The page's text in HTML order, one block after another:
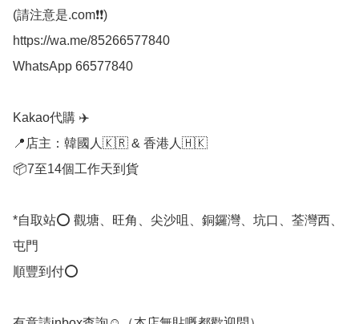
(請注意是.com❗❗)
https://wa.me/85266577840
WhatsApp 66577840
Kakao代購 ✈️
📍店主：韓國人🇰🇷 & 香港人🇭🇰
📦7至14個工作天到貨
*自取站⭕ 觀塘、旺角、尖沙咀、銅鑼灣、坑口、荃灣西、
屯門
順豐到付⭕